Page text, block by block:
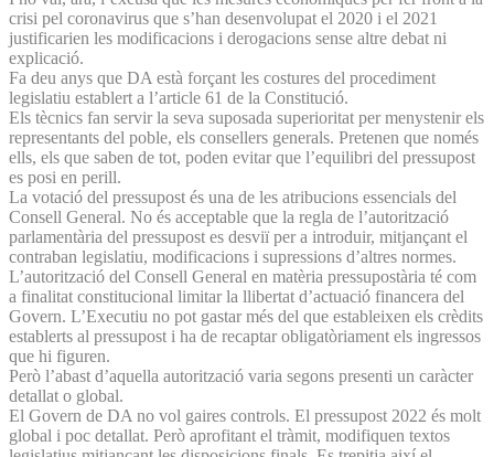
crisi pel coronavirus que s’han desenvolupat el 2020 i el 2021
justificarien les modificacions i derogacions sense altre debat ni
explicació.
Fa deu anys que DA està forçant les costures del procediment
legislatiu establert a l’article 61 de la Constitució.
Els tècnics fan servir la seva suposada superioritat per menystenir els
representants del poble, els consellers generals. Pretenen que només
ells, els que saben de tot, poden evitar que l’equilibri del pressupost
es posi en perill.
La votació del pressupost és una de les atribucions essencials del
Consell General. No és acceptable que la regla de l’autorització
parlamentària del pressupost es desviï per a introduir, mitjançant el
contraban legislatiu, modificacions i supressions d’altres normes.
L’autorització del Consell General en matèria pressupostària té com
a finalitat constitucional limitar la llibertat d’actuació financera del
Govern. L’Executiu no pot gastar més del que estableixen els crèdits
establerts al pressupost i ha de recaptar obligatòriament els ingressos
que hi figuren.
Però l’abast d’aquella autorització varia segons presenti un caràcter
detallat o global.
El Govern de DA no vol gaires controls. El pressupost 2022 és molt
global i poc detallat. Però aprofitant el tràmit, modifiquen textos